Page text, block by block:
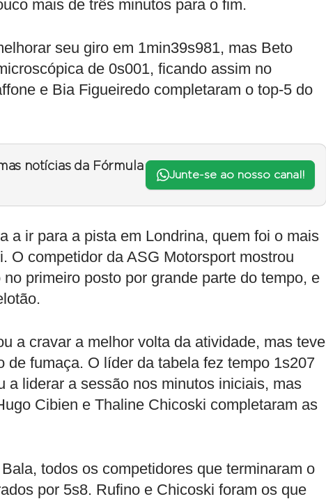
mais de três minutos para o fim.
seu giro em 1min39s981, mas Beto
de 0s001, ficando assim no
e Bia Figueiredo completaram o top-5 do
notícias da Fórmula
Junte-se ao nosso canal!
a ir para a pista em Londrina, quem foi o mais
O competidor da ASG Motorsport mostrou
primeiro posto por grande parte do tempo, e
a cravar a melhor volta da atividade, mas teve
fumaça. O líder da tabela fez tempo 1s207
a liderar a sessão nos minutos iniciais, mas
Cibien e Thaline Chicoski completaram as
todos os competidores que terminaram o
por 5s8. Rufino e Chicoski foram os que